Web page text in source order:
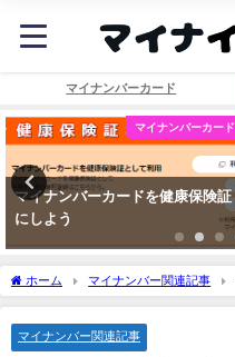
マイナンバーカード
マイナンバーカード
マイナンバーカードを健康保険証
にしよう
ホーム マイナンバー関連記事
マイナンバー関連記事